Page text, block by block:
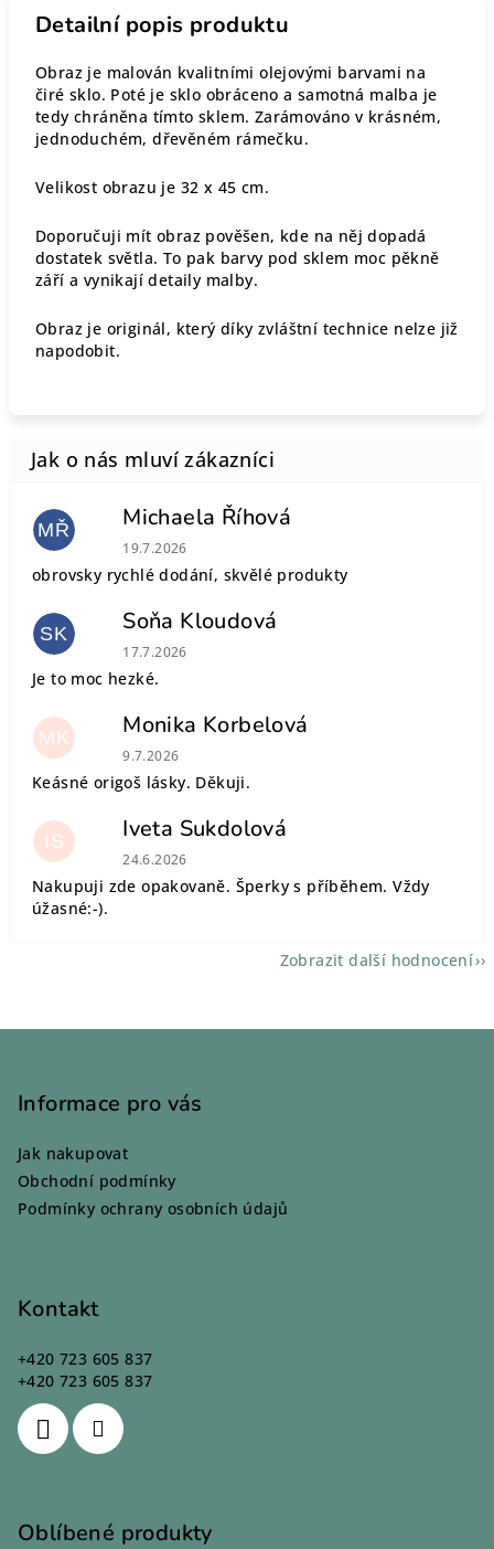
Detailní popis produktu
Obraz je malován kvalitními olejovými barvami na
čiré sklo. Poté je sklo obráceno a samotná malba je
tedy chráněna tímto sklem. Zarámováno v krásném,
jednoduchém, dřevěném rámečku.
Velikost obrazu je 32 x 45 cm.
Doporučuji mít obraz pověšen, kde na něj dopadá
dostatek světla. To pak barvy pod sklem moc pěkně
září a vynikají detaily malby.
Obraz je originál, který díky zvláštní technice nelze již
napodobit.
MŘ Michaela Říhová
Hodnocení obchodu je 5 z 5 hvězdiček.
19.7.2026
obrovsky rychlé dodání, skvělé produkty
SK Soňa Kloudová
Hodnocení obchodu je 5 z 5 hvězdiček.
17.7.2026
Je to moc hezké.
MK Monika Korbelová
Hodnocení obchodu je 5 z 5 hvězdiček.
9.7.2026
Keásné origoš lásky. Děkuji.
IS Iveta Sukdolová
Hodnocení obchodu je 5 z 5 hvězdiček.
24.6.2026
Nakupuji zde opakovaně. Šperky s příběhem. Vždy
úžasné:-).
Zobrazit další hodnocení
Informace pro vás
Jak nakupovat
Obchodní podmínky
Podmínky ochrany osobních údajů
Kontakt
+420 723 605 837
+420 723 605 837
Oblíbené produkty